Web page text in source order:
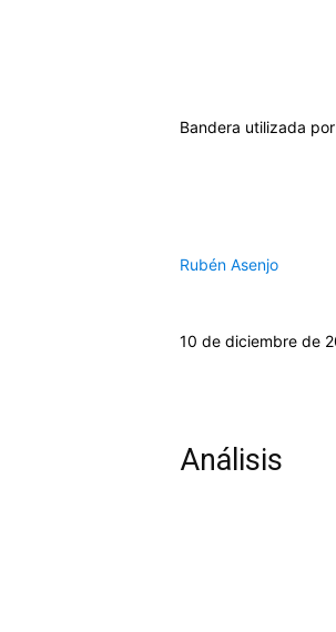
Bandera utilizada
Rubén Asenjo
10 de diciembre de
Análisis